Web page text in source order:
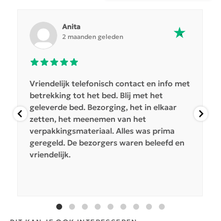
Anita
2 maanden geleden
Vriendelijk telefonisch contact en info met
betrekking tot het bed. Blij met het
geleverde bed. Bezorging, het in elkaar
zetten, het meenemen van het
verpakkingsmateriaal. Alles was prima
geregeld. De bezorgers waren beleefd en
vriendelijk.